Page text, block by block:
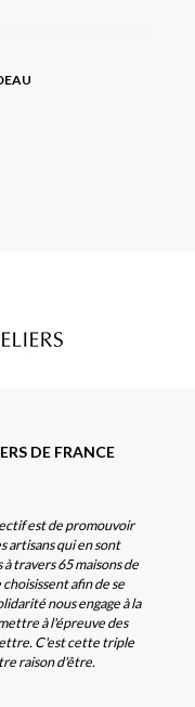
DE FRANCE
est de promouvoir
artisans qui en sont
travers 65 maisons de
afin de se
nous engage à la
à l'épreuve des
C'est cette triple
raison d'être.